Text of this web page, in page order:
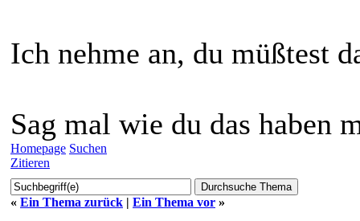
Ich nehme an, du müßtest
Sag mal wie du das haben
Homepage Suchen
Zitieren
« Ein Thema zurück | Ein Thema vor »